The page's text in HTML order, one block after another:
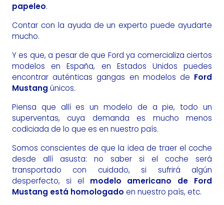
papeleo.
Contar con la ayuda de un experto puede ayudarte
mucho.
Y es que, a pesar de que Ford ya comercializa ciertos
modelos en España, en Estados Unidos puedes
encontrar auténticas gangas en modelos de Ford
Mustang únicos.
Piensa que allí es un modelo de a pie, todo un
superventas, cuya demanda es mucho menos
codiciada de lo que es en nuestro país.
Somos conscientes de que la idea de traer el coche
desde allí asusta: no saber si el coche será
transportado con cuidado, si sufrirá algún
desperfecto, si el modelo americano de Ford
Mustang está homologado en nuestro país, etc.